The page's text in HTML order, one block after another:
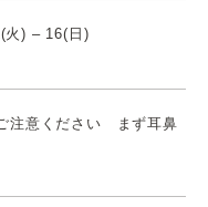
) – 16(日)
注意ください まず耳鼻